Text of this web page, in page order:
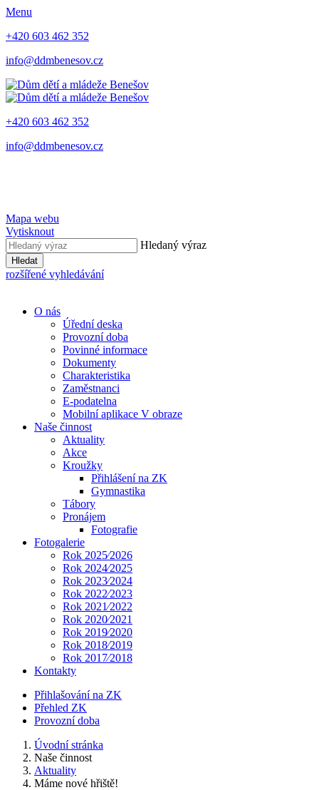
Menu
+420 603 462 352
info@ddmbenesov.cz
+420 603 462 352
info@ddmbenesov.cz
Mapa webu
Vytisknout
Hledaný výraz
Hledat
rozšířené vyhledávání
O nás
Úřední deska
Provozní doba
Povinné informace
Dokumenty
Charakteristika
Zaměstnanci
E-podatelna
Mobilní aplikace V obraze
Naše činnost
Aktuality
Akce
Kroužky
Přihlášení na ZK
Gymnastika
Tábory
Pronájem
Fotografie
Fotogalerie
Rok 2025⁄2026
Rok 2024⁄2025
Rok 2023⁄2024
Rok 2022⁄2023
Rok 2021⁄2022
Rok 2020⁄2021
Rok 2019⁄2020
Rok 2018⁄2019
Rok 2017⁄2018
Kontakty
Přihlašování na ZK
Přehled ZK
Provozní doba
Úvodní stránka
Naše činnost
Aktuality
Máme nové hřiště!